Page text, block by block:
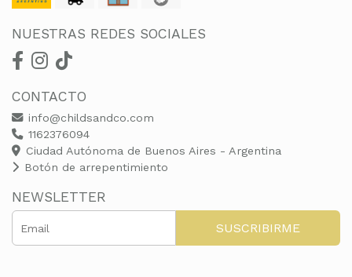
NUESTRAS REDES SOCIALES
CONTACTO
info@childsandco.com
1162376094
Ciudad Autónoma de Buenos Aires - Argentina
Botón de arrepentimiento
NEWSLETTER
SUSCRIBIRME